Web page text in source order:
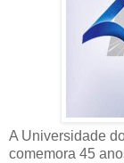
A Universidade
comemora 45